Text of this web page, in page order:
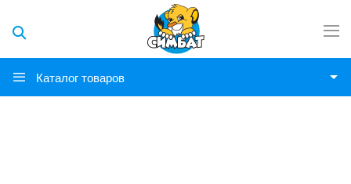
Каталог товаров